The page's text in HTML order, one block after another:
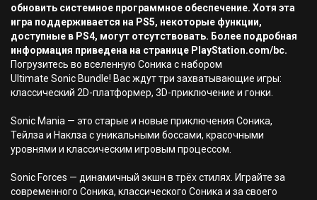
обновить системное программное обеспечение. Хотя эта
игра поддерживается на PS5, некоторые функции,
доступные в PS4, могут отсутствовать. Более подробная
информация приведена на странице PlayStation.com/bc.
Погрузитесь во вселенную Соника с набором
Ultimate Sonic Bundle! Вас ждут три захватывающие игры:
классический 2D-платформер, 3D-приключение и гонки.
Sonic Mania — это старые и новые приключения Соника,
Тейлза и Наклза с уникальными боссами, красочными
уровнями и классическим игровым процессом.
Sonic Forces — динамичный экшн в трёх стилях. Играйте за
современного Соника, классического Соника и за своего